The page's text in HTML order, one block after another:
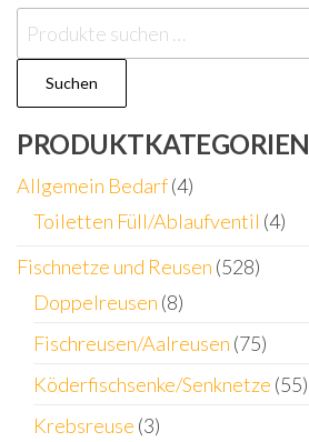
Suchen
nach:
Suchen
PRODUKTKATEGORIEN
Allgemein Bedarf(4)
Toiletten Füll/Ablaufventil (4)
Fischnetze und Reusen (528)
Doppelreusen (8)
Fischreusen/Aalreusen (75)
Köderfischsenke/Senknetze (55)
Krebsreuse (3)